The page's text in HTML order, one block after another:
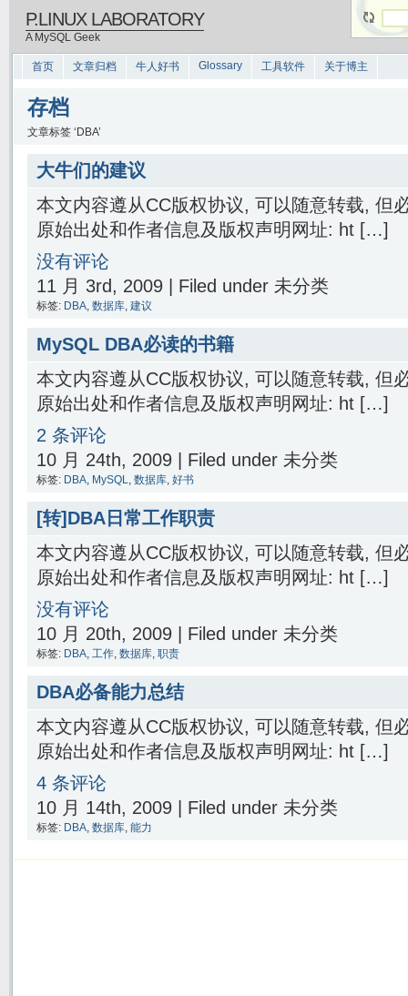
P.LINUX LABORATORY
A MySQL Geek
首页 文章归档 牛人好书 Glossary 工具软件 关于博主
存档
文章标签 ‘DBA’
大牛们的建议
本文内容遵从CC版权协议, 可以随意转载, 但
原始出处和作者信息及版权声明网址: ht […]
没有评论
11 月 3rd, 2009 | Filed under 未分类
标签: DBA, 数据库, 建议
MySQL DBA必读的书籍
本文内容遵从CC版权协议, 可以随意转载, 但
原始出处和作者信息及版权声明网址: ht […]
2 条评论
10 月 24th, 2009 | Filed under 未分类
标签: DBA, MySQL, 数据库, 好书
[转]DBA日常工作职责
本文内容遵从CC版权协议, 可以随意转载, 但
原始出处和作者信息及版权声明网址: ht […]
没有评论
10 月 20th, 2009 | Filed under 未分类
标签: DBA, 工作, 数据库, 职责
DBA必备能力总结
本文内容遵从CC版权协议, 可以随意转载, 但
原始出处和作者信息及版权声明网址: ht […]
4 条评论
10 月 14th, 2009 | Filed under 未分类
标签: DBA, 数据库, 能力